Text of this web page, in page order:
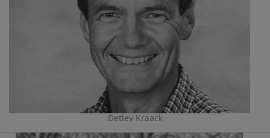
Detlev Kraack